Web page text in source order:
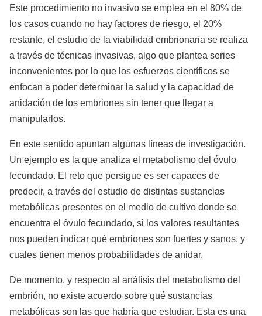
Este procedimiento no invasivo se emplea en el 80% de
los casos cuando no hay factores de riesgo, el 20%
restante, el estudio de la viabilidad embrionaria se realiza
a través de técnicas invasivas, algo que plantea series
inconvenientes por lo que los esfuerzos científicos se
enfocan a poder determinar la salud y la capacidad de
anidación de los embriones sin tener que llegar a
manipularlos.
En este sentido apuntan algunas líneas de investigación.
Un ejemplo es la que analiza el metabolismo del óvulo
fecundado. El reto que persigue es ser capaces de
predecir, a través del estudio de distintas sustancias
metabólicas presentes en el medio de cultivo donde se
encuentra el óvulo fecundado, si los valores resultantes
nos pueden indicar qué embriones son fuertes y sanos, y
cuales tienen menos probabilidades de anidar.
De momento, y respecto al análisis del metabolismo del
embrión, no existe acuerdo sobre qué sustancias
metabólicas son las que habría que estudiar. Esta es una